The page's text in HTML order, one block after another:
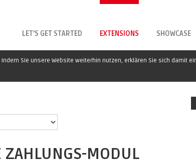
LET'S GET STARTED EXTENSIONS SHOWCASE
Sie unsere Website weiterhin nutzen, erklären Sie sich damit
ZAHLUNGS-MODUL